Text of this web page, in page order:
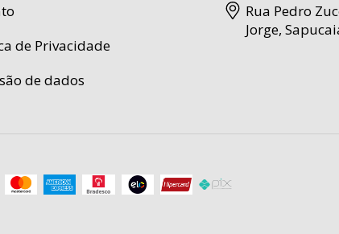
de Privacidade
de dados
Rua Pedro
Jorge,